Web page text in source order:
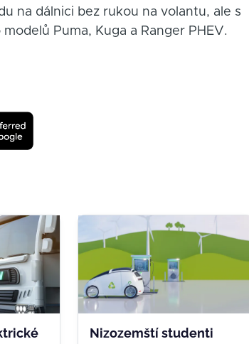
na dálnici bez rukou na volantu, ale s
Puma, Kuga a Ranger PHEV.
Nizozemští studenti